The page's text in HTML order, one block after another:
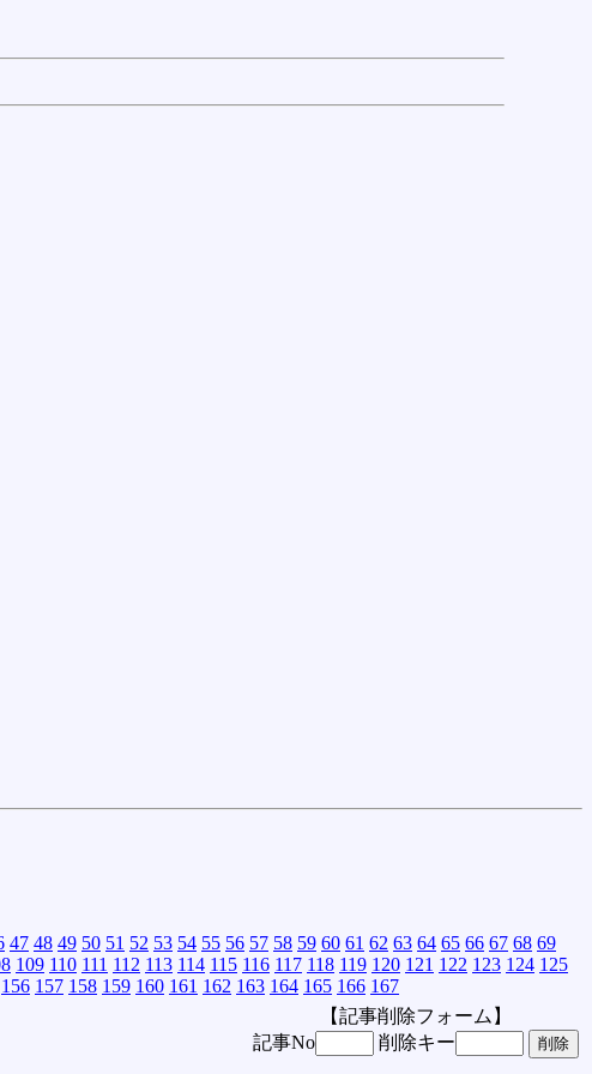
47 48 49 50 51 52 53 54 55 56 57 58 59 60 61 62 63 64 65 66 67 68 69
109 110 111 112 113 114 115 116 117 118 119 120 121 122 123 124 125
156 157 158 159 160 161 162 163 164 165 166 167
【記事削除フォーム】
記事No
削除キー